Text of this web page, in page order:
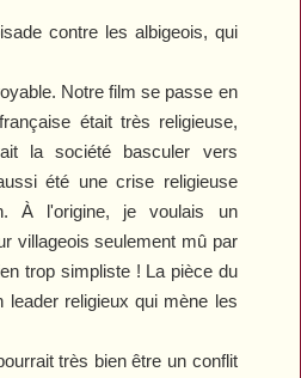
contre les albigeois, qui
Notre film se passe en
était très religieuse,
la société basculer vers
été une crise religieuse
À l'origine, je voulais un
villageois seulement mû par
trop simpliste ! La pièce du
leader religieux qui mène les
très bien être un conflit